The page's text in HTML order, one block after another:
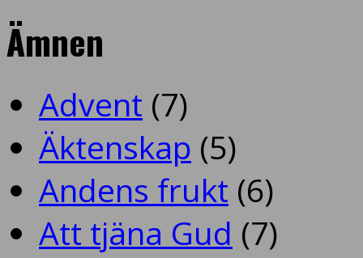
Ämnen
Advent (7)
Äktenskap (5)
Andens frukt (6)
Att tjäna Gud (7)